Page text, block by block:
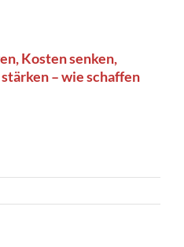
Kosten senken,
– wie schaffen